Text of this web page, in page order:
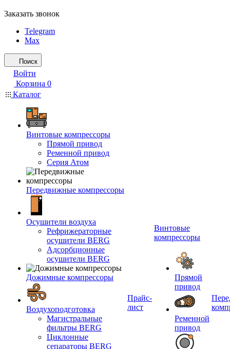
Заказать звонок
Telegram
Max
Поиск
Войти
Корзина 0
Каталог
Винтовые компрессоры
Прямой привод
Ременной привод
Серия Атом
Передвижные компрессоры
Осушители воздуха
Рефрижераторные
осушители BERG
Адсорбционные
осушители BERG
Дожимные компрессоры
Воздухоподготовка
Магистральные
фильтры BERG
Циклонные
сепараторы BERG
Прайс-
лист
Винтовые
компрессоры
Прямой
привод
Ременной
привод